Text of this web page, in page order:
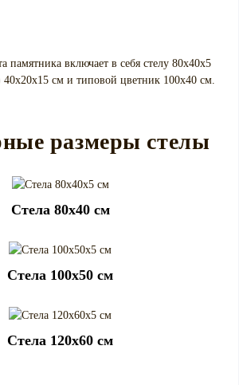
памятника включает в себя стелу 80х40х5
40х20х15 см и типовой цветник 100х40 см.
размеры стелы
Cтела 80x40 см
Cтела 100x50 см
Cтела 120x60 см